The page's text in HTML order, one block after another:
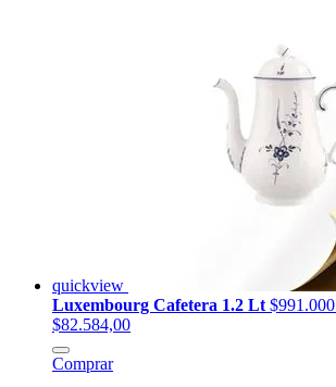
quickview
Luxembourg Cafetera 1.2 Lt $991.000
$82.584,00
Comprar